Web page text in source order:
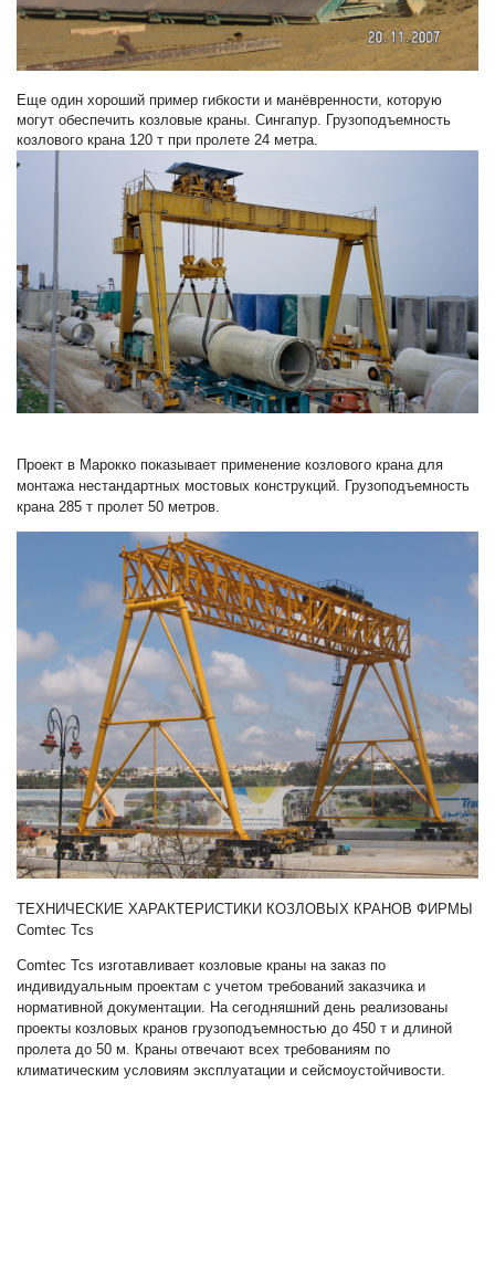
Еще один хороший пример гибкости и манёвренности, которую
могут обеспечить козловые краны. Сингапур. Грузоподъемность
козлового крана 120 т при пролете 24 метра.
Проект в Марокко показывает применение козлового крана для
монтажа нестандартных мостовых конструкций. Грузоподъемность
крана 285 т пролет 50 метров.
ТЕХНИЧЕСКИЕ ХАРАКТЕРИСТИКИ КОЗЛОВЫХ КРАНОВ ФИРМЫ
Comtec Tcs
Comtec Tcs изготавливает козловые краны на заказ по
индивидуальным проектам с учетом требований заказчика и
нормативной документации. На сегодняшний день реализованы
проекты козловых кранов грузоподъемностью до 450 т и длиной
пролета до 50 м. Краны отвечают всех требованиям по
климатическим условиям эксплуатации и сейсмоустойчивости.